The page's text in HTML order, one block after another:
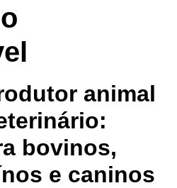
animal
bovinos,
e caninos